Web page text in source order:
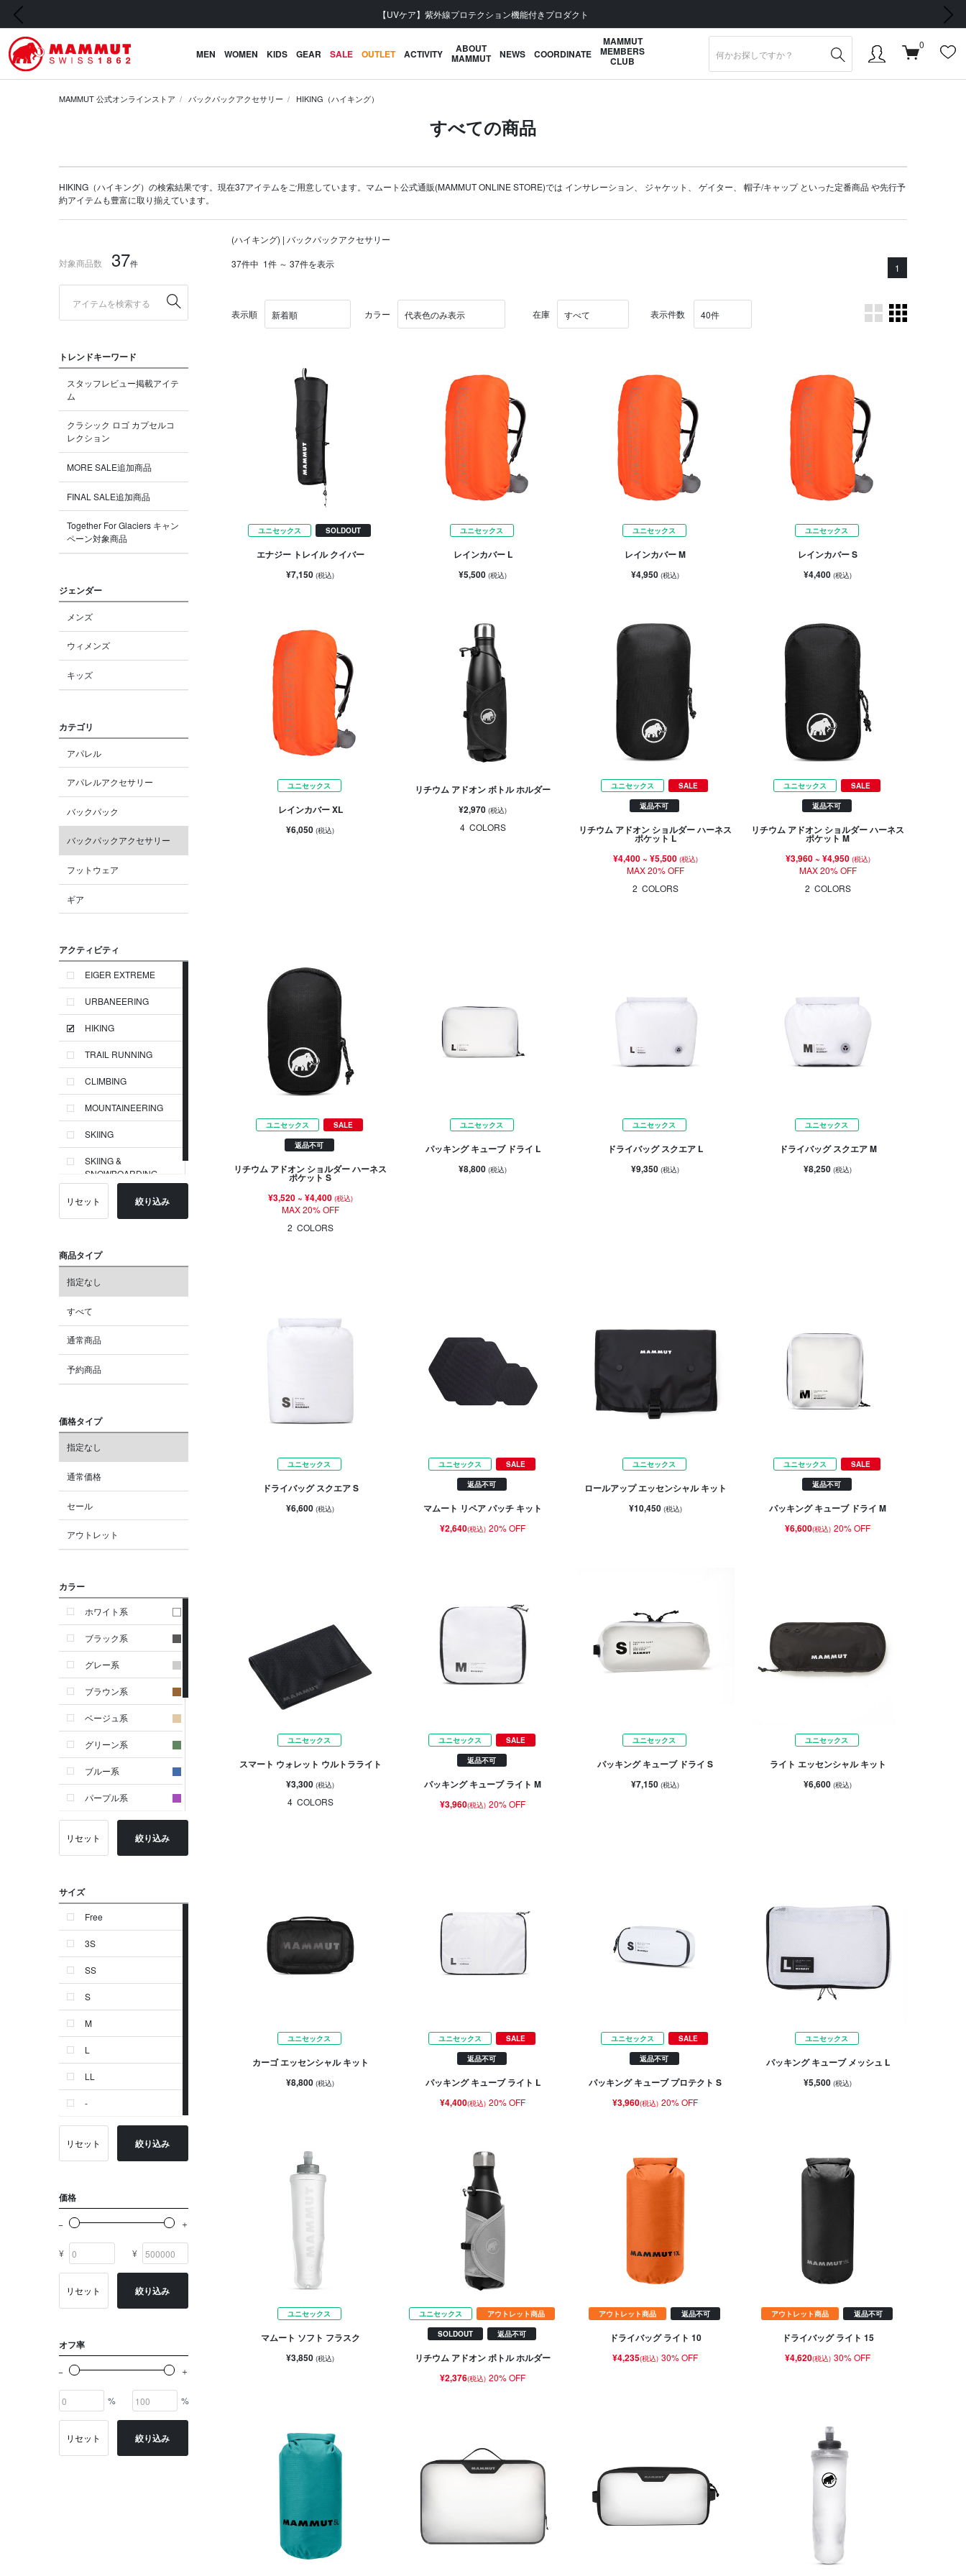
会員登録で【5,500円 (税込) 以上 送料無料】
前の画像 次の画像
MEN WOMEN KIDS GEAR SALE OUTLET ACTIVITY ABOUT
MAMMUT NEWS COORDINATE
MAMMUT
MEMBERS
CLUB
0
MAMMUT 公式オンラインストア バックパックアクセサリー HIKING（ハイキング）
すべての商品
HIKING（ハイキング）の検索結果です。現在37アイテムをご用意しています。マムート公式通販(MAMMUT ONLINE STORE)では インサレーション ジャケット ゲイター 帽子/キャップといった定番商品 や先行予
約アイテムも豊富に取り揃えています。
対象商品数 37件
トレンドキーワード
スタッフレビュー掲載アイテ
ム
クラシック ロゴ カプセルコ
レクション
MORE SALE追加商品
FINAL SALE追加商品
Together For Glaciers キャン
ペーン対象商品
ジェンダー
メンズ
ウィメンズ
キッズ
カテゴリ
アパレル
アパレルアクセサリー
バックパック
バックパックアクセサリー
フットウェア
ギア
アクティビティ
EIGER EXTREME
URBANEERING
HIKING
TRAIL RUNNING
CLIMBING
MOUNTAINEERING
SKIING
SKIING &
SNOWBOARDING
リセット 絞り込み
商品タイプ
指定なし
すべて
通常商品
予約商品
価格タイプ
指定なし
通常価格
セール
アウトレット
カラー
ホワイト系
ブラック系
グレー系
ブラウン系
ベージュ系
グリーン系
ブルー系
パープル系
イエロー系
オレンジ系
シルバー系
ゴールド系
その他
イニシャル
OTHERS
リセット 絞り込み
サイズ
Free
3S
SS
S
M
L
LL
-
リセット 絞り込み
価格
¥ ¥
リセット 絞り込み
オフ率
% %
リセット 絞り込み
(ハイキング) | バックパックアクセサリー
37件中 1件 ～ 37件を表示 1
表示順 カラー 在庫 表示件数
ユニセックス SOLDOUT
エナジー トレイル クイバー
¥7,150(税込)
ユニセックス
レインカバー L
¥5,500(税込)
ユニセックス
レインカバー M
¥4,950(税込)
ユニセックス
レインカバー S
¥4,400(税込)
ユニセックス
レインカバー XL
¥6,050(税込)
リチウム アドオン ボトル ホルダー
¥2,970(税込)
4 COLORS
ユニセックス SALE
返品不可
リチウム アドオン ショルダー ハーネス
ポケット L
¥4,400~ ¥5,500 (税込)
MAX 20% OFF
2 COLORS
ユニセックス SALE
返品不可
リチウム アドオン ショルダー ハーネス
ポケット M
¥3,960~ ¥4,950 (税込)
MAX 20% OFF
2 COLORS
ユニセックス SALE
返品不可
リチウム アドオン ショルダー ハーネス
ポケット S
¥3,520~ ¥4,400 (税込)
MAX 20% OFF
2 COLORS
ユニセックス
パッキング キューブ ドライ L
¥8,800(税込)
ユニセックス
ドライバッグ スクエア L
¥9,350(税込)
ユニセックス
ドライバッグ スクエア M
¥8,250(税込)
ユニセックス
ドライバッグ スクエア S
¥6,600(税込)
ユニセックス SALE
返品不可
マムート リペア パッチ キット
¥2,640(税込) 20% OFF
ユニセックス
ロールアップ エッセンシャル キット
¥10,450 (税込)
ユニセックス SALE
返品不可
パッキング キューブ ドライ M
¥6,600(税込) 20% OFF
ユニセックス
スマート ウォレット ウルトラライト
¥3,300(税込)
4 COLORS
ユニセックス SALE
返品不可
パッキング キューブ ライト M
¥3,960(税込) 20% OFF
ユニセックス
パッキング キューブ ドライ S
¥7,150(税込)
ユニセックス
ライト エッセンシャル キット
¥6,600(税込)
ユニセックス
カーゴ エッセンシャル キット
¥8,800(税込)
ユニセックス SALE
返品不可
パッキング キューブ ライト L
¥4,400(税込) 20% OFF
ユニセックス SALE
返品不可
パッキング キューブ プロテクト S
¥3,960(税込) 20% OFF
ユニセックス
パッキング キューブ メッシュ L
¥5,500(税込)
ユニセックス
マムート ソフト フラスク
¥3,850(税込)
ユニセックス アウトレット商品
SOLDOUT 返品不可
リチウム アドオン ボトル ホルダー
¥2,376(税込) 20% OFF
アウトレット商品 返品不可
ドライバッグ ライト 10
¥4,235(税込) 30% OFF
アウトレット商品 返品不可
ドライバッグ ライト 15
¥4,620(税込) 30% OFF